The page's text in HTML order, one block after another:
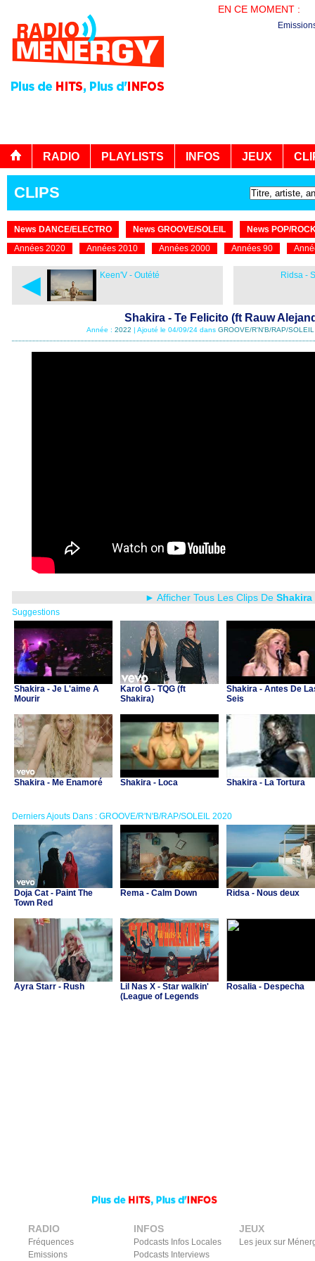
EN CE MOMENT :
RADIO PLAYLISTS INFOS JEUX
CLIPS
News DANCE/ELECTRO News GROOVE/SOLEIL
News POP/
Années 2020
Années 2010 Années 2000 Années 90
◄ Keen'V - Outété Ridsa -
Shakira - Te Felicito (ft Rauw
Année : 2022 | Ajouté le 04/09/24 dans GROOVE/R'N'B/RAP/
► Afficher Tous Les Clips De Shakira
Suggestions
Shakira - Je L'aime A
Mourir
Karol G - TQG (ft
Shakira)
Shakira - Antes De
Seis
Shakira - Me Enamoré Shakira - Loca Shakira - La Tortura
Derniers Ajouts Dans : GROOVE/R'N'B/RAP/SOLEIL 2020
Doja Cat - Paint The
Town Red
Rema - Calm Down Ridsa - Nous deux
Ayra Starr - Rush
Lil Nas X - Star walkin'
(League of Legends
Rosalia - Despecha
RADIO
Fréquences
Emissions
INFOS
Podcasts Infos Locales
Podcasts Interviews
JEUX
Les jeux sur